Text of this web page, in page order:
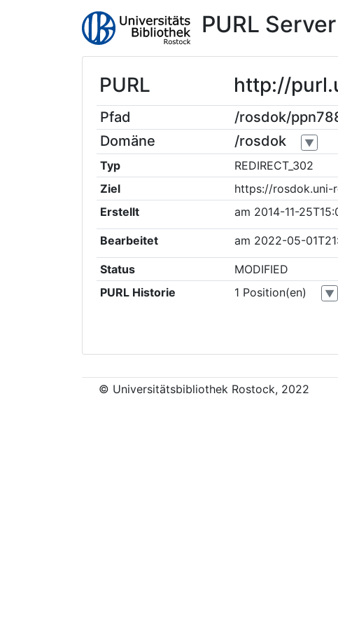
PURL Server
PURL http://
Pfad
/rosdok/
Domäne
/rosdok ▼
Typ
REDIRECT_302
Ziel
https://rosdok.uni-
Erstellt
am 2014-11-
Bearbeitet am 2022-05-
Status
MODIFIED
PURL Historie
1 Position(en) ▼
© Universitätsbibliothek Rostock, 2022